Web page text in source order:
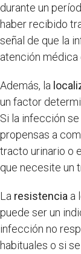
durante un
haber recibido
señal de que la
atención médica
Además, la
un factor
Si la infección
propensas a
tracto urinario o
que necesite un
La resistencia a
puede ser un
infección no
habituales o si